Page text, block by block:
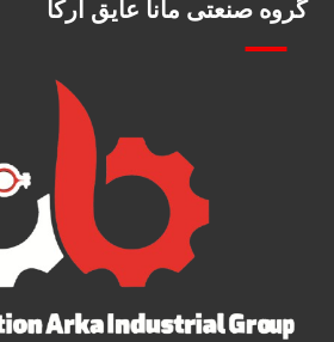
گروه صنعتی مانا عایق آرکا